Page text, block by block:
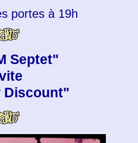
portes à 19h
Septet"
Discount"